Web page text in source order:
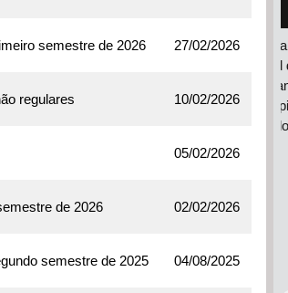
semestre de 2026 27/02/2026
regulares 10/02/2026
05/02/2026
de 2026 02/02/2026
semestre de 2025 04/08/2025
PPU participa
livro
Pré-inscrições para a
ambiental de una capital